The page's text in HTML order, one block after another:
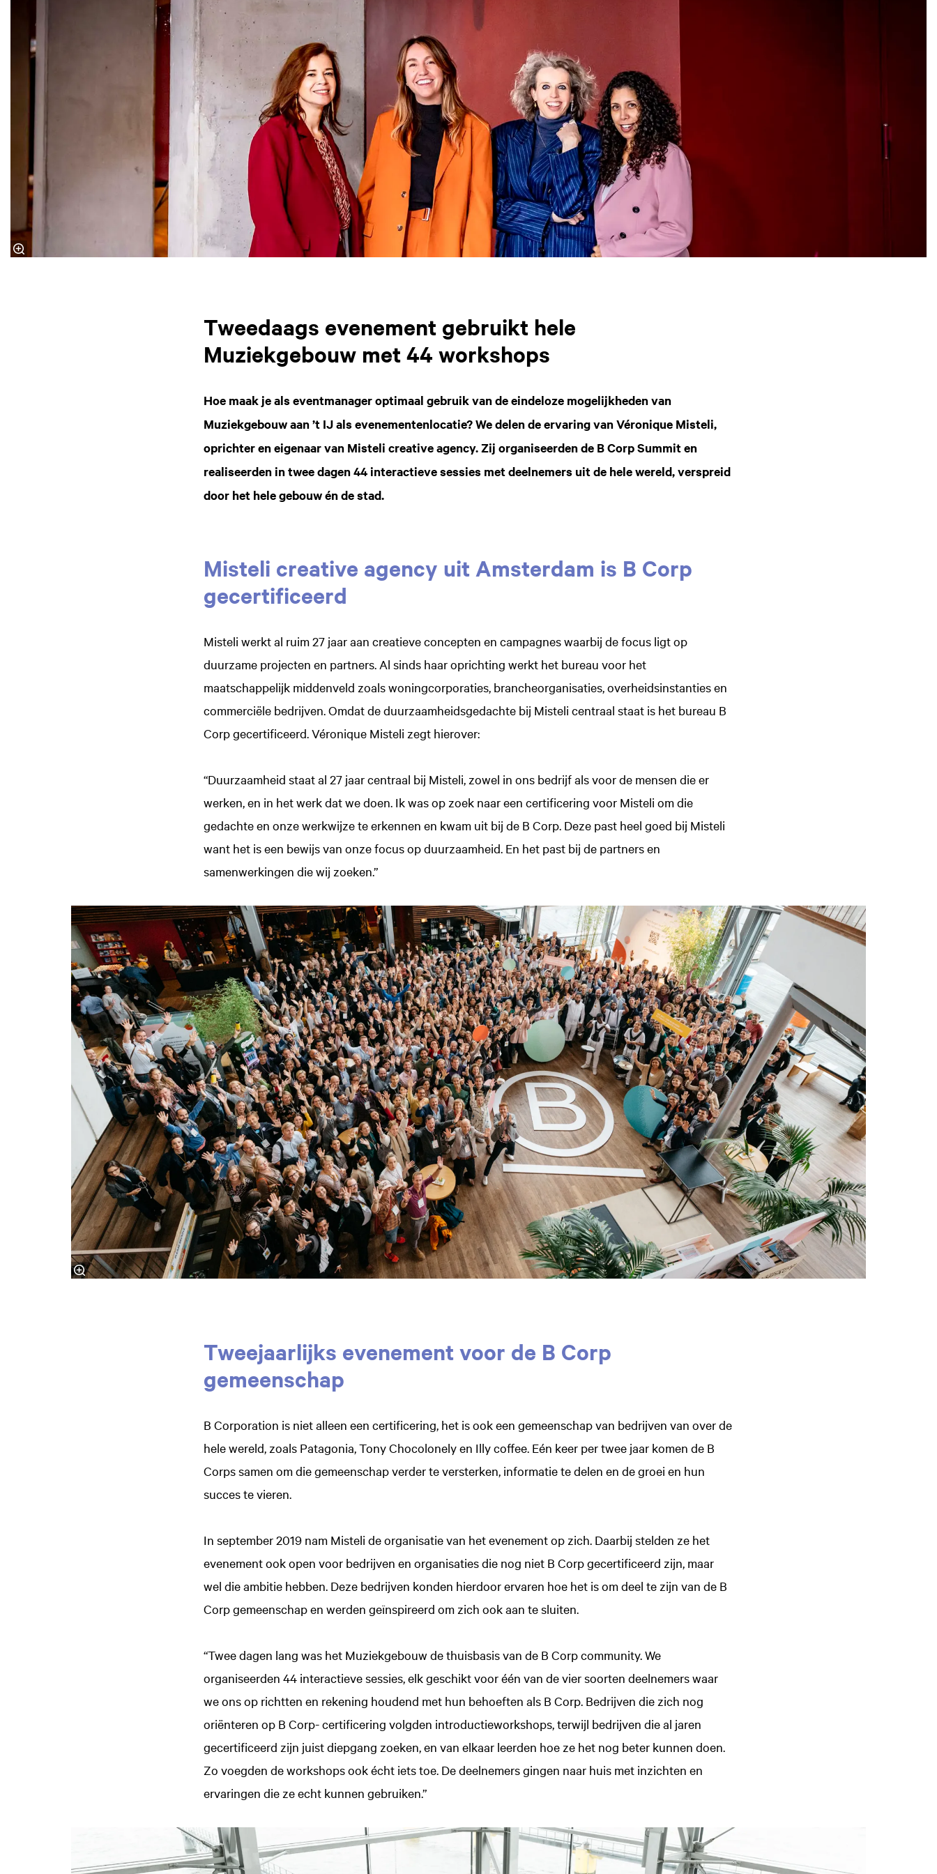
Tweedaags evenement gebruikt hele
Muziekgebouw met 44 workshops
Hoe maak je als eventmanager optimaal gebruik van de eindeloze mogelijkheden van
Muziekgebouw aan ’t IJ als evenementenlocatie? We delen de ervaring van Véronique Misteli,
oprichter en eigenaar van Misteli creative agency. Zij organiseerden de B Corp Summit en
realiseerden in twee dagen 44 interactieve sessies met deelnemers uit de hele wereld, verspreid
door het hele gebouw én de stad.
Misteli creative agency uit Amsterdam is B Corp
gecertificeerd
Misteli werkt al ruim 27 jaar aan creatieve concepten en campagnes waarbij de focus ligt op
duurzame projecten en partners. Al sinds haar oprichting werkt het bureau voor het
maatschappelijk middenveld zoals woningcorporaties, brancheorganisaties, overheidsinstanties en
commerciële bedrijven. Omdat de duurzaamheidsgedachte bij Misteli centraal staat is het bureau B
Corp gecertificeerd. Véronique Misteli zegt hierover:
“Duurzaamheid staat al 27 jaar centraal bij Misteli, zowel in ons bedrijf als voor de mensen die er
werken, en in het werk dat we doen. Ik was op zoek naar een certificering voor Misteli om die
gedachte en onze werkwijze te erkennen en kwam uit bij de B Corp. Deze past heel goed bij Misteli
want het is een bewijs van onze focus op duurzaamheid. En het past bij de partners en
samenwerkingen die wij zoeken.”
Tweejaarlijks evenement voor de B Corp
gemeenschap
B Corporation is niet alleen een certificering, het is ook een gemeenschap van bedrijven van over de
hele wereld, zoals Patagonia, Tony Chocolonely en Illy coffee. Eén keer per twee jaar komen de B
Corps samen om die gemeenschap verder te versterken, informatie te delen en de groei en hun
succes te vieren.
In september 2019 nam Misteli de organisatie van het evenement op zich. Daarbij stelden ze het
evenement ook open voor bedrijven en organisaties die nog niet B Corp gecertificeerd zijn, maar
wel die ambitie hebben. Deze bedrijven konden hierdoor ervaren hoe het is om deel te zijn van de B
Corp gemeenschap en werden geïnspireerd om zich ook aan te sluiten.
“Twee dagen lang was het Muziekgebouw de thuisbasis van de B Corp community. We
organiseerden 44 interactieve sessies, elk geschikt voor één van de vier soorten deelnemers waar
we ons op richtten en rekening houdend met hun behoeften als B Corp. Bedrijven die zich nog
oriënteren op B Corp- certificering volgden introductieworkshops, terwijl bedrijven die al jaren
gecertificeerd zijn juist diepgang zoeken, en van elkaar leerden hoe ze het nog beter kunnen doen.
Zo voegden de workshops ook écht iets toe. De deelnemers gingen naar huis met inzichten en
ervaringen die ze echt kunnen gebruiken.”